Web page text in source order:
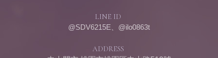
LINE ID
@SDV6215E、@ilo0863t
ADDRESS